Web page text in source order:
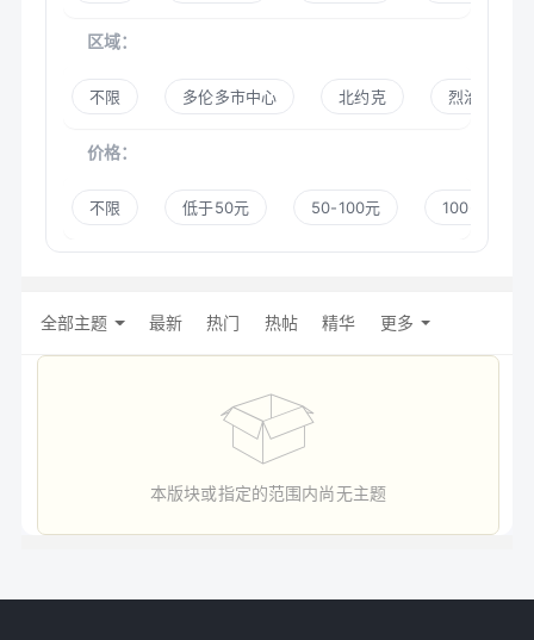
区域：
不限 多伦多市中心 北约克 烈治文山
价格：
不限 低于50元 50-100元 100-300元
全部主题 最新 热门 热帖 精华 更多
本版块或指定的范围内尚无主题